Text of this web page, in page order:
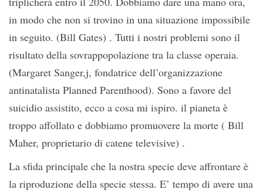
in modo che non si trovino in una situazione impossibile
in seguito. (Bill Gates) . Tutti i nostri problemi sono il
risultato della sovrappopolazione tra la classe operaia.
(Margaret Sanger,j, fondatrice dell’organizzazione
antinatalista Planned Parenthood). Sono a favore del
suicidio assistito, ecco a cosa mi ispiro. il pianeta è
troppo affollato e dobbiamo promuovere la morte ( Bill
Maher, proprietario di catene televisive) .
La sfida principale che la nostra specie deve affrontare è
la riproduzione della specie stessa. E’ tempo di avere una